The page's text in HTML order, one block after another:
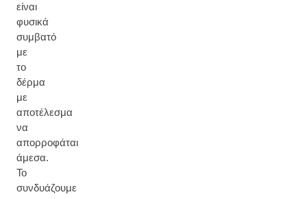
είναι
φυσικά
συμβατό
με
το
δέρμα
με
αποτέλεσμα
να
απορροφάται
άμεσα.
Το
συνδυάζουμε